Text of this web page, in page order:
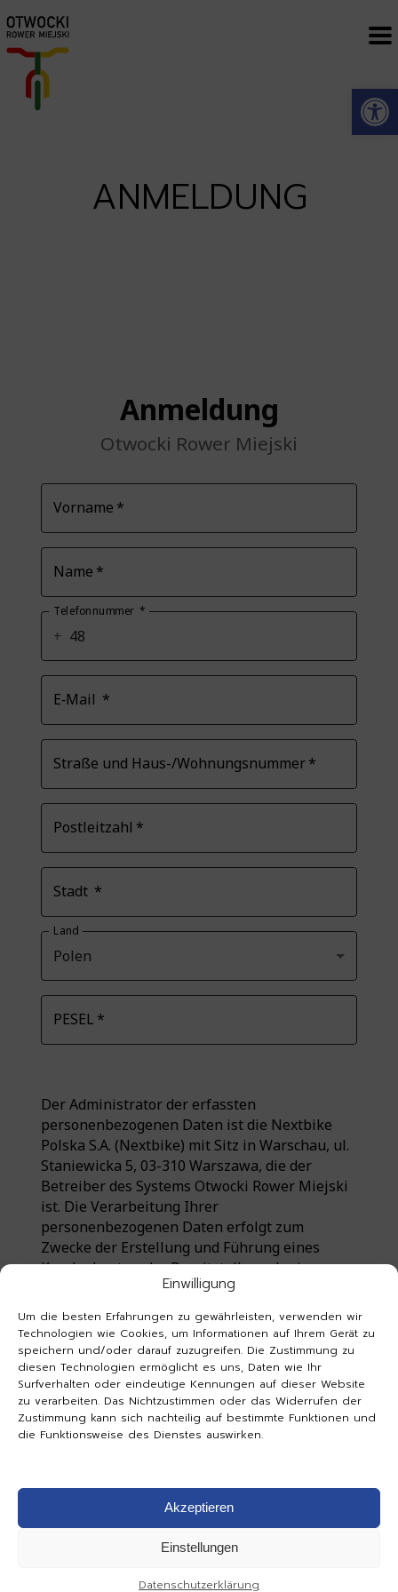
Einwilligung
Um die besten Erfahrungen zu gewährleisten, verwenden wir
Technologien wie Cookies, um Informationen auf Ihrem Gerät zu
speichern und/oder darauf zuzugreifen. Die Zustimmung zu
diesen Technologien ermöglicht es uns, Daten wie Ihr
Surfverhalten oder eindeutige Kennungen auf dieser Website
zu verarbeiten. Das Nichtzustimmen oder das Widerrufen der
Zustimmung kann sich nachteilig auf bestimmte Funktionen und
die Funktionsweise des Dienstes auswirken.
Akzeptieren
Einstellungen
Datenschutzerklärung
ANMELDUNG